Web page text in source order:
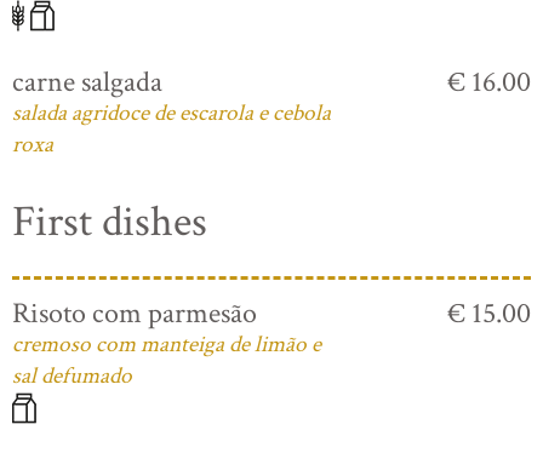
carne salgada
salada agridoce de escarola e cebola
roxa
€ 16.00
First dishes
Risoto com parmesão
cremoso com manteiga de limão e
sal defumado
€ 15.00